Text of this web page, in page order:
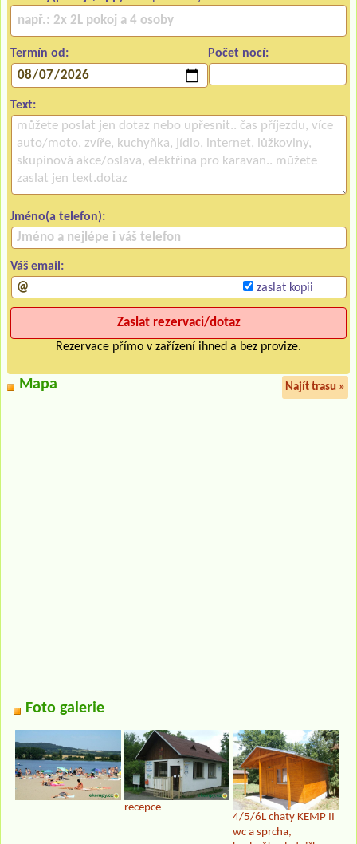
Termín od: Počet nocí:
Text:
Jméno(a telefon):
Váš email:
zaslat kopii
Rezervace přímo v zařízení ihned a bez provize.
Mapa Najít trasu »
Foto galerie
recepce
4/5/6L chaty KEMP II
wc a sprcha,